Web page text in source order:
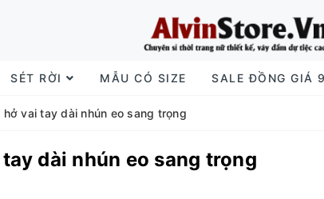
SÉT RỜI MẪU CÓ SIZE SALE ĐỒNG GIÁ
vai tay dài nhún eo sang trọng
dài nhún eo sang trọng